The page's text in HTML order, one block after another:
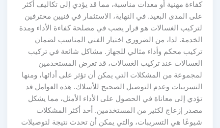
كفاءة مهنية أو معدات مناسبة، مما قد يؤدي إلى تكاليف أكثر
على المدى البعيد. في النهاية، الاستثمار في فنيين محترفين
لتركيب الغسالات هو قرار يصب في مصلحة كفاءة الأداء ومدة
الخدمة. لذا، من الضروري اختيار الفني المناسب لضمان
تركيب محكم وأداء مثالي للجهاز. مشاكل شائعة في تركيب
الغسالات عند تركيب الغسالات، قد تعرض المستخدمين
لمجموعة من المشكلات التي يمكن أن تؤثر على أدائها، ومنها
التسريبات وعدم التوصيل الصحيح للأسلاك. هذه العوامل قد
تؤدي إلى معاناة في الحصول على الأداء الأمثل، مما يشكل
مصدر إزعاج لكثير من المستخدمين. أحد أكثر المشكلات
شيوعًا هي التسريبات، والتي يمكن أن تحدث نتيجة لتوصيلات